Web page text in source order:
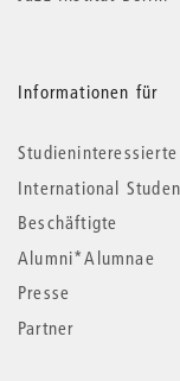
Informationen für
Studieninteressierte
International
Beschäftigte
Alumni*Alumnae
Presse
Partner